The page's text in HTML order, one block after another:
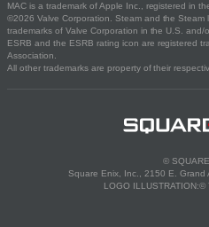
MAC is a trademark of Apple Inc., registered in
©2026 Valve Corporation. Steam and the Steam
trademarks of Valve Corporation in the U.S. and/
ESRB and the ESRB rating icon are registered
Association.
All other trademarks are property of their
©
Square Enix, Inc., 2150 E. Grand
LOGO ILLUSTRATION:©